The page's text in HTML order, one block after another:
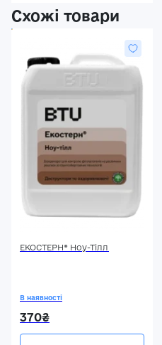
Схожі товари
ЕКОСТЕРН® Ноу-Тілл
В наявності
370₴